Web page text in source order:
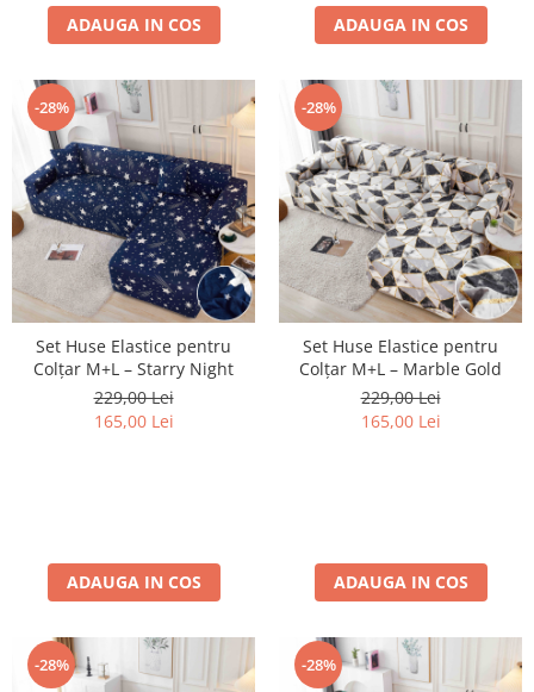
ADAUGA IN COS ADAUGA IN COS
-28%
Set Huse Elastice pentru
Colțar M+L – Starry Night
229,00 Lei
165,00 Lei
ADAUGA IN COS
-28%
Set Huse Elastice pentru
Colțar M+L – Marble Gold
229,00 Lei
165,00 Lei
ADAUGA IN COS
-28% -28%